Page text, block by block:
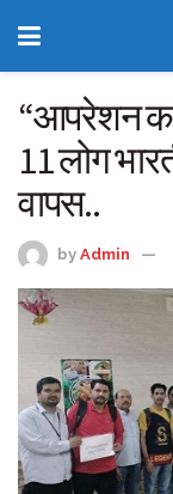
“आपरेशन
11 लोग
वापस..
by Admin